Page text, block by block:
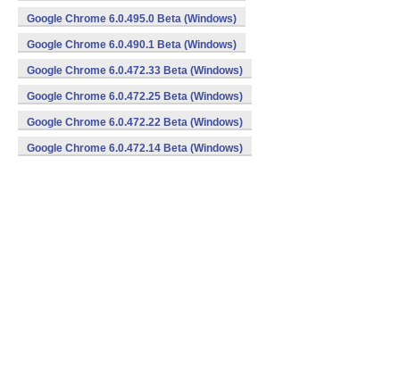
Google Chrome 6.0.495.0 Beta (Windows)
Google Chrome 6.0.490.1 Beta (Windows)
Google Chrome 6.0.472.33 Beta (Windows)
Google Chrome 6.0.472.25 Beta (Windows)
Google Chrome 6.0.472.22 Beta (Windows)
Google Chrome 6.0.472.14 Beta (Windows)